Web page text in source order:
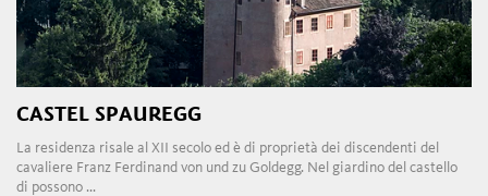
CASTEL SPAUREGG
La residenza risale al XII secolo ed è di proprietà dei discendenti del
cavaliere Franz Ferdinand von und zu Goldegg. Nel giardino del castello
di possono ...